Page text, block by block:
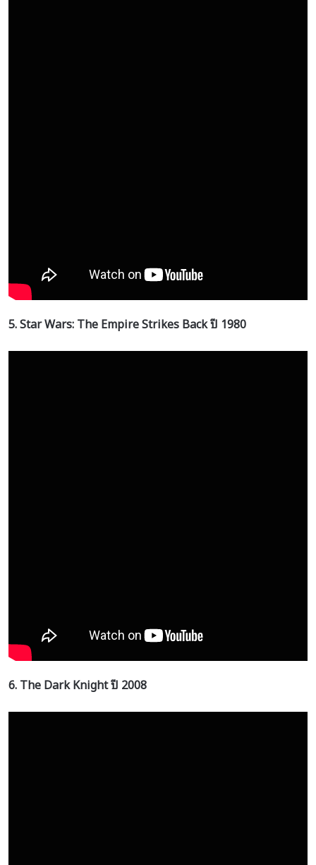
5. Star Wars: The Empire Strikes Backปี 1980
6. The Dark Knightปี 2008